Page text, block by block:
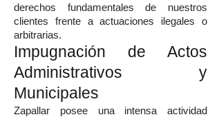
derechos fundamentales de nuestros
clientes frente a actuaciones ilegales o
arbitrarias.
Impugnación de Actos
Administrativos y
Municipales
Zapallar posee una intensa actividad